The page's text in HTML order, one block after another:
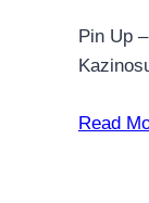
Pin Up
Read